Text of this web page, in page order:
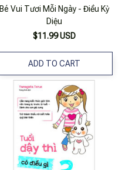
Bé Vui Tươi Mỗi Ngày - Điều Kỳ
Diệu
$11.99 USD
ADD TO CART